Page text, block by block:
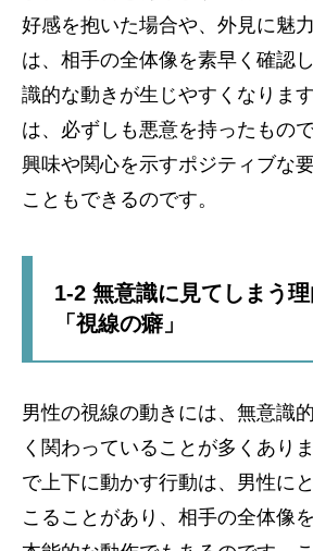
好感を抱いた場合や、外見に魅
は、相手の全体像を素早く確認
識的な動きが生じやすくなりま
は、必ずしも悪意を持ったもの
興味や関心を示すポジティブな
こともできるのです。
1-2 無意識に見てしまう
「視線の癖」
男性の視線の動きには、無意識
く関わっていることが多くあり
で上下に動かす行動は、男性に
こることがあり、相手の全体像